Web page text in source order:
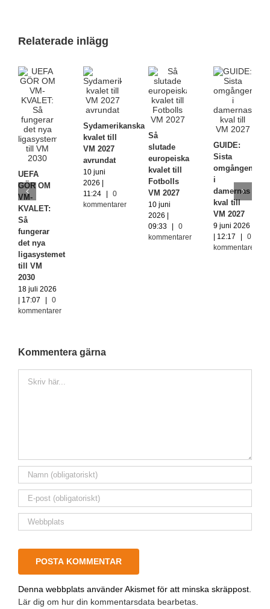
Relaterade inlägg
UEFA
GÖR OM
VM-
KVALET:
Så
fungerar
det nya
ligasystemet
till VM
2030
18 juli 2026
| 17:07
0
kommentarer
Sydamerikanska
kvalet till
VM 2027
avrundat
10 juni
2026 |
11:24
0
kommentarer
Så
slutade
europeiska
kvalet till
Fotbolls
VM 2027
10 juni
2026 |
09:33
0
kommentarer
GUIDE:
Sista
omgången
i
damernas
kval till
VM 2027
9 juni 2026
| 12:17
0
kommentarer
Kommentera gärna
Denna webbplats använder Akismet för att minska skräppost.
Lär dig om hur din kommentarsdata bearbetas.